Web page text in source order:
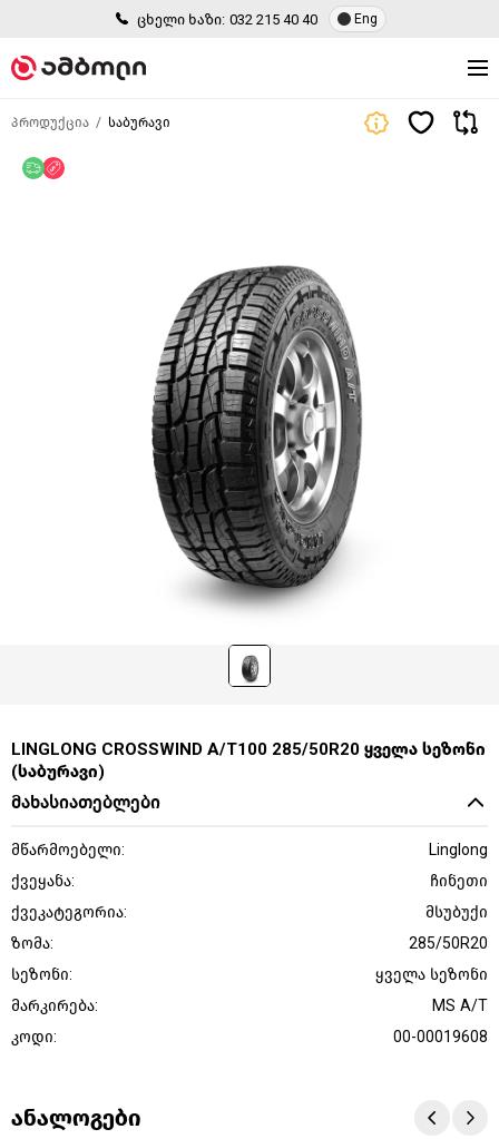
ცხელი ხაზი: 032 215 40 40 Eng
პროდუქცია საბურავი
უფასო მიწოდება
LINGLONG CROSSWIND A/T100 285/50R20 ყველა სეზონი
(საბურავი)
მახასიათებლები
მწარმოებელი:
Linglong
ქვეყანა:
ჩინეთი
ქვეკატეგორია:
მსუბუქი
ზომა:
285/50R20
სეზონი:
ყველა სეზონი
მარკირება:
MS A/T
კოდი:
00-00019608
ანალოგები